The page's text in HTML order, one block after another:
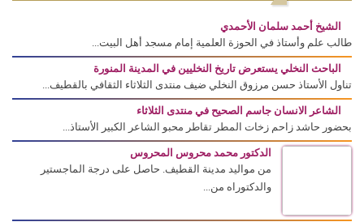
الشيخ أحمد سلمان الأحمدي
طالب علم وأستاذ في الحوزة العلمية إمام مسجد أهل البيت...
الباحث النخلي يستعرض تاريخ النخليين في المدينة المنورة
تناول الأستاذ حسن مرزوق النخلي ضيف منتدى الثلاثاء الثقافي بالقطيف...
الشاعر الانسان جاسم الصحيح في منتدى الثلاثاء
بحضور حاشد زاحم زخات المطر تقاطر محبو الشاعر الكبير الأستاذ...
الدكتور محمد محروس المحروس
من مواليد مدينة القطيف. حاصل على درجة الماجستير
والدكتوراه من...